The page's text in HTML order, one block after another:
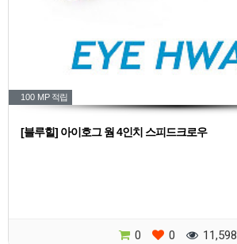
100 MP 적립
[블루힐] 아이호그 웜 4인치 스피드크로우
0 0 11,598